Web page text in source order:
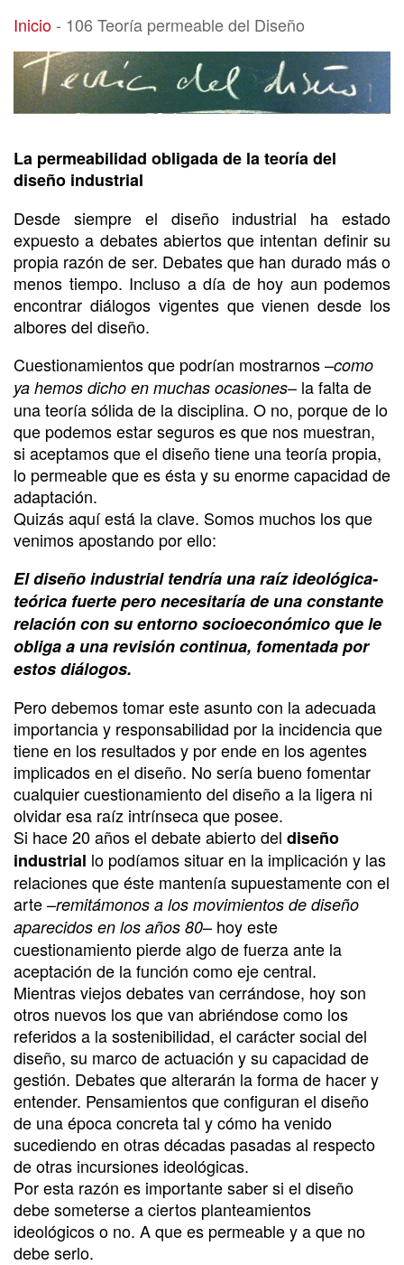
106 Teoría permeable del Diseño
Inicio- 106 Teoría permeable del Diseño
La permeabilidad obligada de la teoría del
diseño industrial
Desde siempre el diseño industrial ha estado
expuesto a debates abiertos que intentan definir su
propia razón de ser. Debates que han durado más o
menos tiempo. Incluso a día de hoy aun podemos
encontrar diálogos vigentes que vienen desde los
albores del diseño.
Cuestionamientos que podrían mostrarnos –como
ya hemos dicho en muchas ocasiones– la falta de
una teoría sólida de la disciplina. O no, porque de lo
que podemos estar seguros es que nos muestran,
si aceptamos que el diseño tiene una teoría propia,
lo permeable que es ésta y su enorme capacidad de
adaptación.
Quizás aquí está la clave. Somos muchos los que
venimos apostando por ello:
El diseño industrial tendría una raíz ideológica-
teórica fuerte pero necesitaría de una constante
relación con su entorno socioeconómico que le
obliga a una revisión continua, fomentada por
estos diálogos.
Pero debemos tomar este asunto con la adecuada
importancia y responsabilidad por la incidencia que
tiene en los resultados y por ende en los agentes
implicados en el diseño. No sería bueno fomentar
cualquier cuestionamiento del diseño a la ligera ni
olvidar esa raíz intrínseca que posee.
Si hace 20 años el debate abierto del diseño
industrial lo podíamos situar en la implicación y las
relaciones que éste mantenía supuestamente con el
arte –remitámonos a los movimientos de diseño
aparecidos en los años 80– hoy este
cuestionamiento pierde algo de fuerza ante la
aceptación de la función como eje central.
Mientras viejos debates van cerrándose, hoy son
otros nuevos los que van abriéndose como los
referidos a la sostenibilidad, el carácter social del
diseño, su marco de actuación y su capacidad de
gestión. Debates que alterarán la forma de hacer y
entender. Pensamientos que configuran el diseño
de una época concreta tal y cómo ha venido
sucediendo en otras décadas pasadas al respecto
de otras incursiones ideológicas.
Por esta razón es importante saber si el diseño
debe someterse a ciertos planteamientos
ideológicos o no. A que es permeable y a que no
debe serlo.